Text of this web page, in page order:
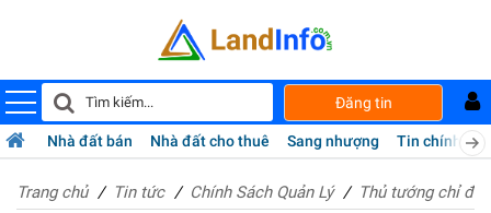
Đăng tin
Nhà đất bán Nhà đất cho thuê Sang nhượng Tin chính chủ
Trang chủ Tin tức Chính Sách Quản Lý Thủ tướng chỉ